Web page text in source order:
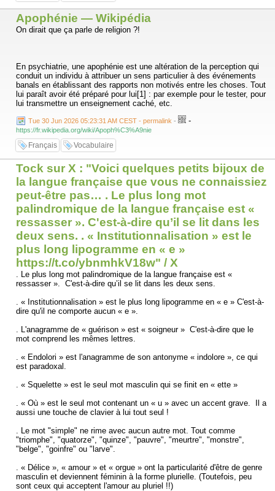
Apophénie — Wikipédia
On dirait que ça parle de religion ?!
En psychiatrie, une apophénie est une altération de la perception qui
conduit un individu à attribuer un sens particulier à des événements
banals en établissant des rapports non motivés entre les choses. Tout
lui paraît avoir été préparé pour lui[1] : par exemple pour le tester, pour
lui transmettre un enseignement caché, etc.
Tue 30 Jun 2026 05:23:31 AM CEST - permalink - -
https://fr.wikipedia.org/wiki/Apoph%C3%A9nie
Français Vocabulaire
Tock sur X : "Voici quelques petits bijoux de
la langue française que vous ne connaissiez
peut-être pas… . Le plus long mot
palindromique de la langue française est «
ressasser ». C'est-à-dire qu’il se lit dans les
deux sens. . « Institutionnalisation » est le
plus long lipogramme en « e »
https://t.co/ybnmhkV18w" / X
. Le plus long mot palindromique de la langue française est «
ressasser ». C'est-à-dire qu’il se lit dans les deux sens.
. « Institutionnalisation » est le plus long lipogramme en « e » C'est-à-
dire qu'il ne comporte aucun « e ».
. L'anagramme de « guérison » est « soigneur » C'est-à-dire que le
mot comprend les mêmes lettres.
. « Endolori » est l'anagramme de son antonyme « indolore », ce qui
est paradoxal.
. « Squelette » est le seul mot masculin qui se finit en « ette »
. « Où » est le seul mot contenant un « u » avec un accent grave. Il a
aussi une touche de clavier à lui tout seul !
. Le mot "simple" ne rime avec aucun autre mot. Tout comme
"triomphe", "quatorze", "quinze", "pauvre", "meurtre", "monstre",
"belge", "goinfre" ou "larve".
. « Délice », « amour » et « orgue » ont la particularité d'être de genre
masculin et deviennent féminin à la forme plurielle. (Toutefois, peu
sont ceux qui acceptent l'amour au pluriel !!)